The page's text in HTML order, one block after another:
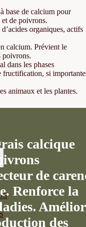
base de calcium pour
et de poivrons.
organiques, actifs
calcium. Prévient le
poivrons.
dans les phases
fructification, si
animaux et les plantes.
calcique
de
Renforce la
des